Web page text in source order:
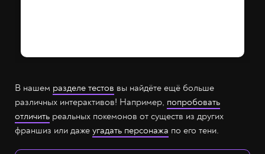
В нашем разделе тестов вы найдёте ещё больше
различных интерактивов! Например, попробовать
отличить реальных покемонов от существ из других
франшиз или даже угадать персонажа по его тени.